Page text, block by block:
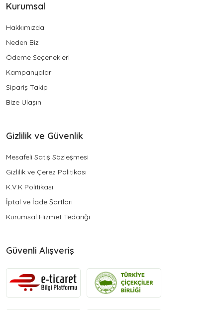
Kurumsal
Hakkımızda
Neden Biz
Ödeme Seçenekleri
Kampanyalar
Sipariş Takip
Bize Ulaşın
Gizlilik ve Güvenlik
Mesafeli Satış Sözleşmesi
Gizlilik ve Çerez Politikası
K.V.K Politikası
İptal ve İade Şartları
Kurumsal Hizmet Tedariği
Güvenli Alışveriş